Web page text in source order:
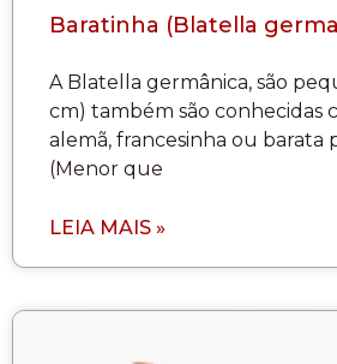
Baratinha (Blatella
A Blatella germânica, são
cm) também são conhecidas
alemã, francesinha ou barata
(Menor que
LEIA MAIS »